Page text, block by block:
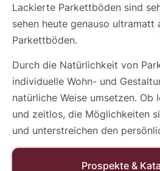
Lackierte Parkettböden sind
sehen heute genauso ultramatt
Parkettböden.
Durch die Natürlichkeit von
individuelle Wohn- und
natürliche Weise umsetzen. Ob
und zeitlos, die Möglichkeiten
und unterstreichen den
Prospekte &